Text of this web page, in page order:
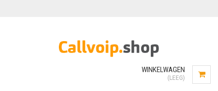
WINKELWAGEN
(LEEG)